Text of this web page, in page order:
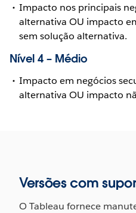
Impacto nos principais
alternativa OU impacto
sem solução alternativa.
Nível 4 – Médio
Impacto em negócios
alternativa OU impacto
Versões com
O Tableau fornece